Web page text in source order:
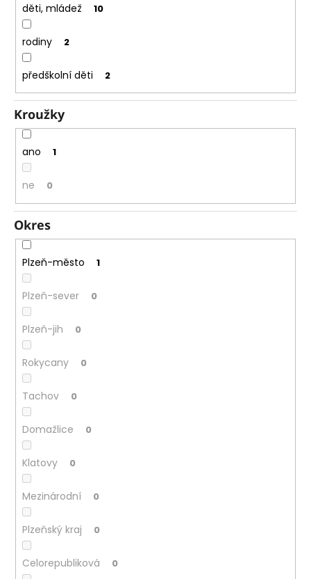
děti, mládež 10
rodiny 2
předškolní děti 2
Kroužky
ano 1
ne 0
Okres
Plzeň-město 1
Plzeň-sever 0
Plzeň-jih 0
Rokycany 0
Tachov 0
Domažlice 0
Klatovy 0
Mezinárodní 0
Plzeňský kraj 0
Celorepubliková 0